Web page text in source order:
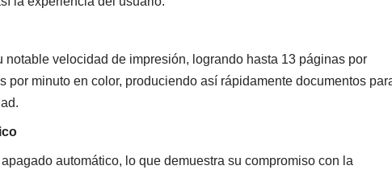
velocidad de impresión, logrando hasta 13 páginas por
por minuto en color, produciendo así rápidamente documentos
automático, lo que demuestra su compromiso con la